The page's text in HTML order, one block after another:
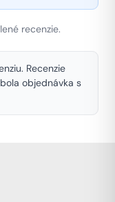
recenzie.
Recenzie
objednávka s